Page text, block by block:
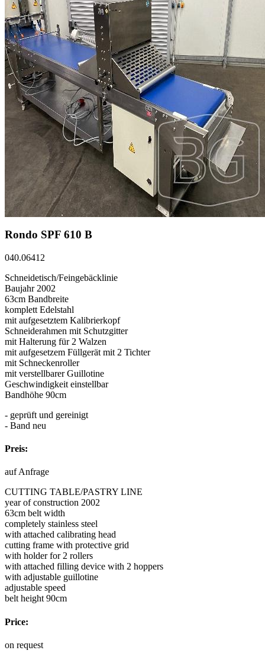
Rondo SPF 610 B
040.06412
Schneidetisch/Feingebäcklinie
Baujahr 2002
63cm Bandbreite
komplett Edelstahl
mit aufgesetztem Kalibrierkopf
Schneiderahmen mit Schutzgitter
mit Halterung für 2 Walzen
mit aufgesetzem Füllgerät mit 2 Tichter
mit Schneckenroller
mit verstellbarer Guillotine
Geschwindigkeit einstellbar
Bandhöhe 90cm
- geprüft und gereinigt
- Band neu
Preis:
auf Anfrage
CUTTING TABLE/PASTRY LINE
year of construction 2002
63cm belt width
completely stainless steel
with attached calibrating head
cutting frame with protective grid
with holder for 2 rollers
with attached filling device with 2 hoppers
with adjustable guillotine
adjustable speed
belt height 90cm
Price:
on request